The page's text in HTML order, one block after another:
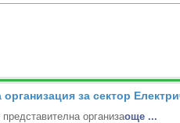
за сектор
организаoще ...